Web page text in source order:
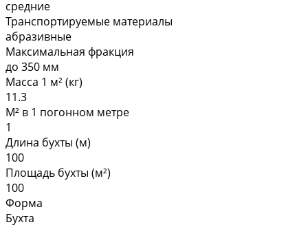
средние
Транспортируемые материалы
абразивные
Максимальная фракция
до 350 мм
Масса 1 м² (кг)
11.3
М² в 1 погонном метре
1
Длина бухты (м)
100
Площадь бухты (м²)
100
Форма
Бухта